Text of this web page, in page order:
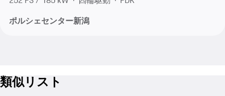
ポルシェセンター新潟
類似リスト